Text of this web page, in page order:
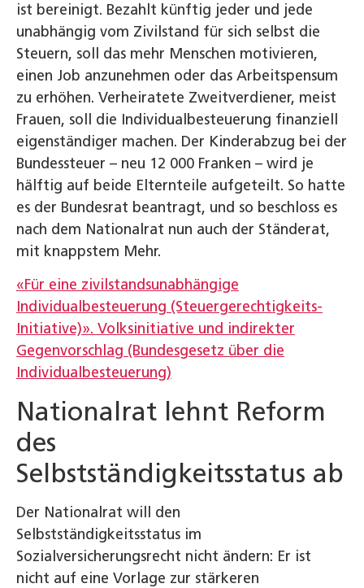
ist bereinigt. Bezahlt künftig jeder und jede
unabhängig vom Zivilstand für sich selbst die
Steuern, soll das mehr Menschen motivieren,
einen Job anzunehmen oder das Arbeitspensum
zu erhöhen. Verheiratete Zweitverdiener, meist
Frauen, soll die Individualbesteuerung finanziell
eigenständiger machen. Der Kinderabzug bei der
Bundessteuer – neu 12 000 Franken – wird je
hälftig auf beide Elternteile aufgeteilt. So hatte
es der Bundesrat beantragt, und so beschloss es
nach dem Nationalrat nun auch der Ständerat,
mit knappstem Mehr.
«Für eine zivilstandsunabhängige
Individualbesteuerung (Steuergerechtigkeits-
Initiative)». Volksinitiative und indirekter
Gegenvorschlag (Bundesgesetz über die
Individualbesteuerung)
Nationalrat lehnt Reform
des
Selbstständigkeitsstatus ab
Der Nationalrat will den
Selbstständigkeitsstatus im
Sozialversicherungsrecht nicht ändern: Er ist
nicht auf eine Vorlage zur stärkeren